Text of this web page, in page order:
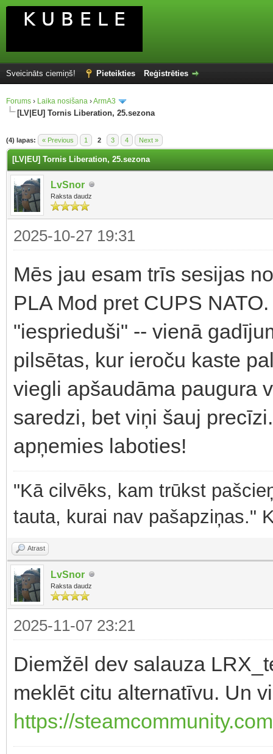
Sveicināts ciemiņš! Pieteikties Reģistrēties
Forums › Laika nosišana ›ArmA3
[LV|EU] Tornis Liberation, 25.sezona
(4) lapas: « Previous 1 2 3 4 Next »
[LV|EU] Tornis Liberation, 25.sezona
LvSnor
Raksta daudz
2025-10-27 19:31
Mēs jau esam trīs sesijas
PLA Mod pret CUPS
"iesprieduši" -- vienā
pilsētas, kur ieroču kaste
viegli apšaudāma paugura
saredzi, bet viņi šauj
apņemies laboties!
"Kā cilvēks, kam trūkst
tauta, kurai nav pašapziņas."
Atrast
LvSnor
Raksta daudz
2025-11-07 23:21
Diemžēl dev salauza
meklēt citu alternatīvu. Un
https://